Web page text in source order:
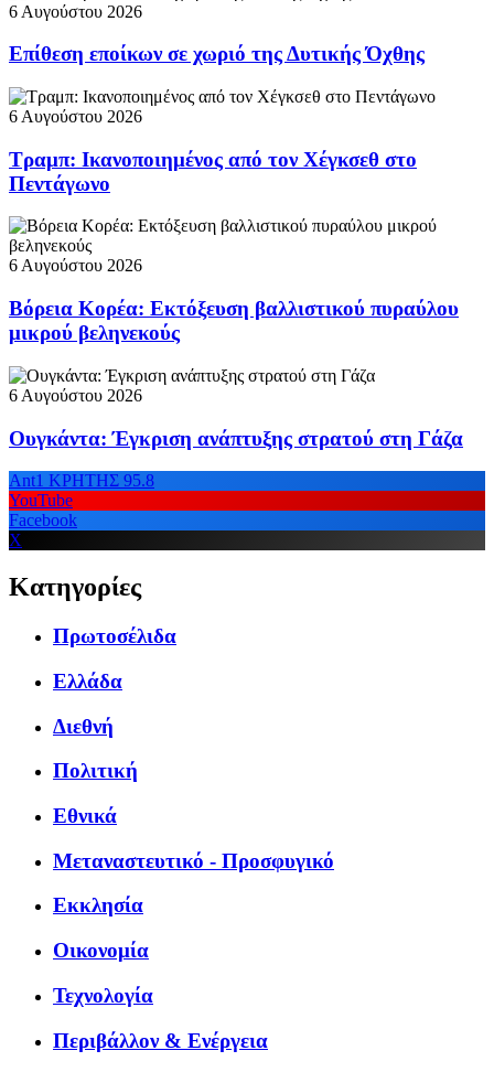
6 Αυγούστου 2026
Επίθεση εποίκων σε χωριό της Δυτικής Όχθης
6 Αυγούστου 2026
Τραμπ: Ικανοποιημένος από τον Χέγκσεθ στο
Πεντάγωνο
6 Αυγούστου 2026
Βόρεια Κορέα: Εκτόξευση βαλλιστικού πυραύλου
μικρού βεληνεκούς
6 Αυγούστου 2026
Ουγκάντα: Έγκριση ανάπτυξης στρατού στη Γάζα
Ant1 ΚΡΗΤΗΣ 95.8
YouTube
Facebook
X
Κατηγορίες
Πρωτοσέλιδα
Ελλάδα
Διεθνή
Πολιτική
Εθνικά
Μεταναστευτικό - Προσφυγικό
Εκκλησία
Οικονομία
Τεχνολογία
Περιβάλλον & Ενέργεια